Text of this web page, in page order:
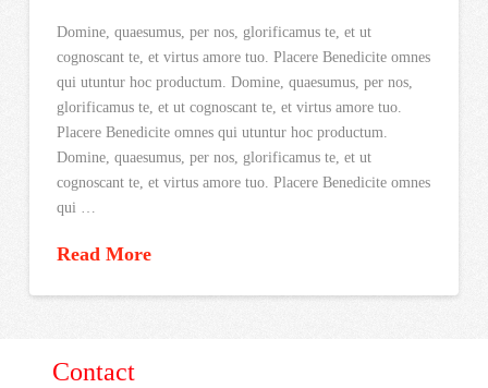
Domine, quaesumus, per nos, glorificamus te, et ut
cognoscant te, et virtus amore tuo. Placere Benedicite omnes
qui utuntur hoc productum. Domine, quaesumus, per nos,
glorificamus te, et ut cognoscant te, et virtus amore tuo.
Placere Benedicite omnes qui utuntur hoc productum.
Domine, quaesumus, per nos, glorificamus te, et ut
cognoscant te, et virtus amore tuo. Placere Benedicite omnes
qui …
Read More
Contact